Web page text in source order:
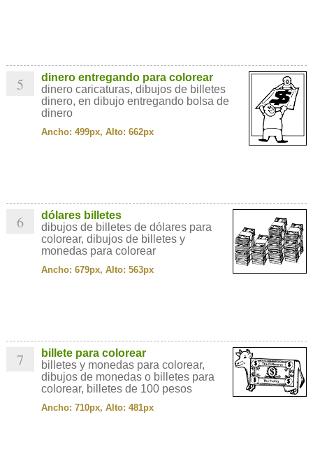
5
dinero entregando para colorear
dinero caricaturas, dibujos de billetes
dinero, en dibujo entregando bolsa de
dinero
Ancho: 499px, Alto: 662px
6
dólares billetes
dibujos de billetes de dólares para
colorear, dibujos de billetes y
monedas para colorear
Ancho: 679px, Alto: 563px
7
billete para colorear
billetes y monedas para colorear,
dibujos de monedas o billetes para
colorear, billetes de 100 pesos
Ancho: 710px, Alto: 481px